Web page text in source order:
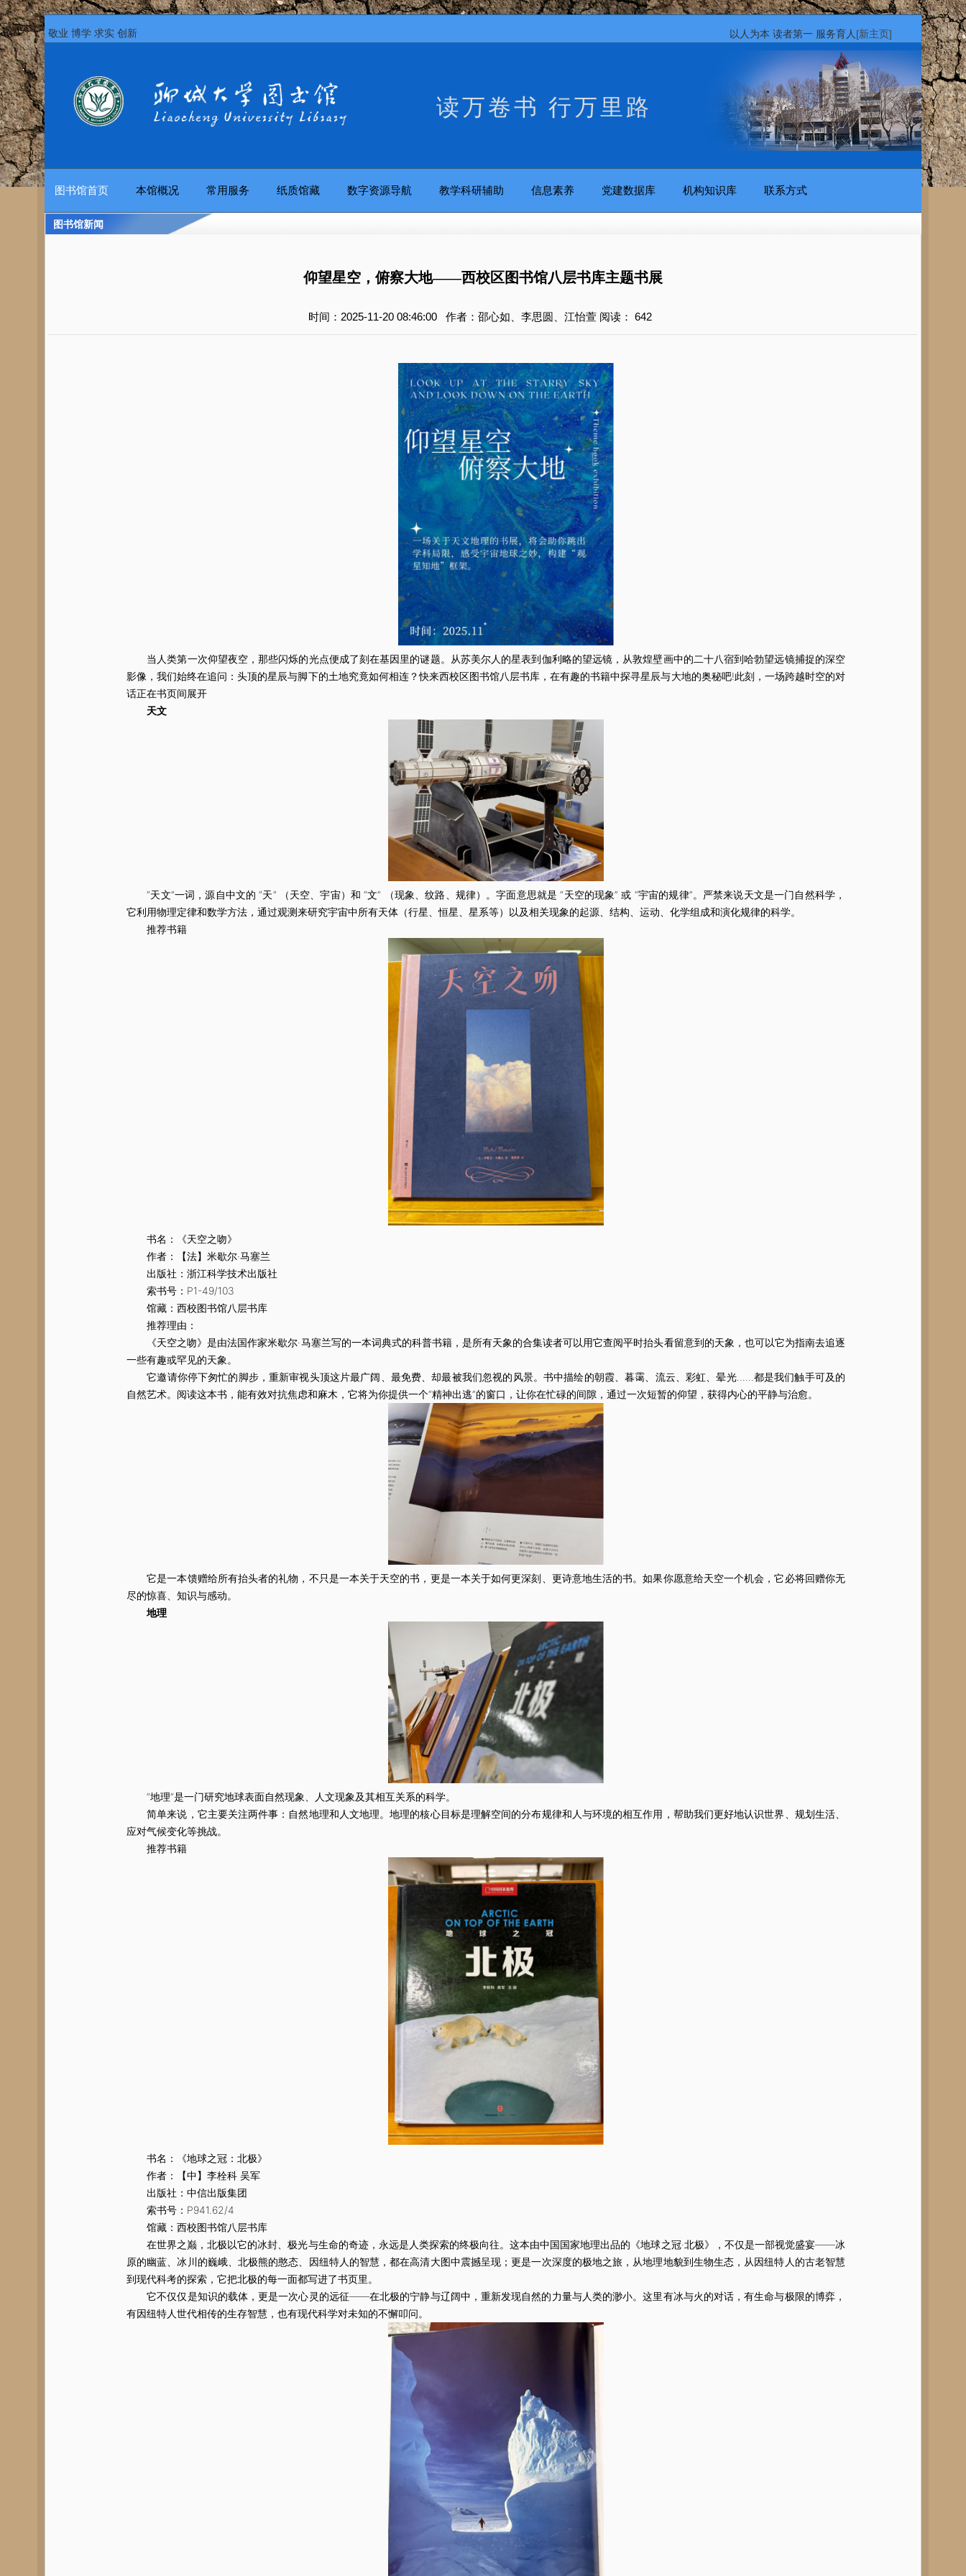
敬业 博学 求实 创新 以人为本 读者第一 服务育人 [新主页]
读万卷书 行万里路
图书馆首页 本馆概况 常用服务 纸质馆藏 数字资源导航 教学科研辅助 信息素养 党建数据库 机构知识库 联系方式
图书馆新闻
仰望星空，俯察大地——西校区图书馆八层书库主题书展
时间：2025-11-20 08:46:00 作者：邵心如、李思圆、江怡萱 阅读： 642
当人类第一次仰望夜空，那些闪烁的光点便成了刻在基因里的谜题。从苏美尔人的星表到伽利略的望远镜，从敦煌壁画中的二十八宿到哈勃望远镜捕捉的深空
影像，我们始终在追问：头顶的星辰与脚下的土地究竟如何相连？快来西校区图书馆八层书库，在有趣的书籍中探寻星辰与大地的奥秘吧!此刻，一场跨越时空的对
话正在书页间展开
天文
“天文”一词，源自中文的 “天” （天空、宇宙）和 “文” （现象、纹路、规律）。字面意思就是 “天空的现象” 或 “宇宙的规律”。严禁来说天文是一门自然科学，
它利用物理定律和数学方法，通过观测来研究宇宙中所有天体（行星、恒星、星系等）以及相关现象的起源、结构、运动、化学组成和演化规律的科学。
推荐书籍
书名：《天空之吻》
作者：【法】米歇尔·马塞兰
出版社：浙江科学技术出版社
索书号：P1-49/103
馆藏：西校图书馆八层书库
推荐理由：
《天空之吻》是由法国作家米歇尔·马塞兰写的一本词典式的科普书籍，是所有天象的合集读者可以用它查阅平时抬头看留意到的天象，也可以它为指南去追逐
一些有趣或罕见的天象。
它邀请你停下匆忙的脚步，重新审视头顶这片最广阔、最免费、却最被我们忽视的风景。书中描绘的朝霞、暮霭、流云、彩虹、晕光……都是我们触手可及的
自然艺术。阅读这本书，能有效对抗焦虑和麻木，它将为你提供一个“精神出逃”的窗口，让你在忙碌的间隙，通过一次短暂的仰望，获得内心的平静与治愈。
它是一本馈赠给所有抬头者的礼物，不只是一本关于天空的书，更是一本关于如何更深刻、更诗意地生活的书。如果你愿意给天空一个机会，它必将回赠你无
尽的惊喜、知识与感动。
地理
“地理”是一门研究地球表面自然现象、人文现象及其相互关系的科学。
简单来说，它主要关注两件事：自然地理和人文地理。地理的核心目标是理解空间的分布规律和人与环境的相互作用，帮助我们更好地认识世界、规划生活、
应对气候变化等挑战。
推荐书籍
书名：《地球之冠：北极》
作者：【中】李栓科 吴军
出版社：中信出版集团
索书号：P941.62/4
馆藏：西校图书馆八层书库
在世界之巅，北极以它的冰封、极光与生命的奇迹，永远是人类探索的终极向往。这本由中国国家地理出品的《地球之冠·北极》，不仅是一部视觉盛宴——冰
原的幽蓝、冰川的巍峨、北极熊的憨态、因纽特人的智慧，都在高清大图中震撼呈现；更是一次深度的极地之旅，从地理地貌到生物生态，从因纽特人的古老智慧
到现代科考的探索，它把北极的每一面都写进了书页里。
它不仅仅是知识的载体，更是一次心灵的远征——在北极的宁静与辽阔中，重新发现自然的力量与人类的渺小。这里有冰与火的对话，有生命与极限的博弈，
有因纽特人世代相传的生存智慧，也有现代科学对未知的不懈叩问。